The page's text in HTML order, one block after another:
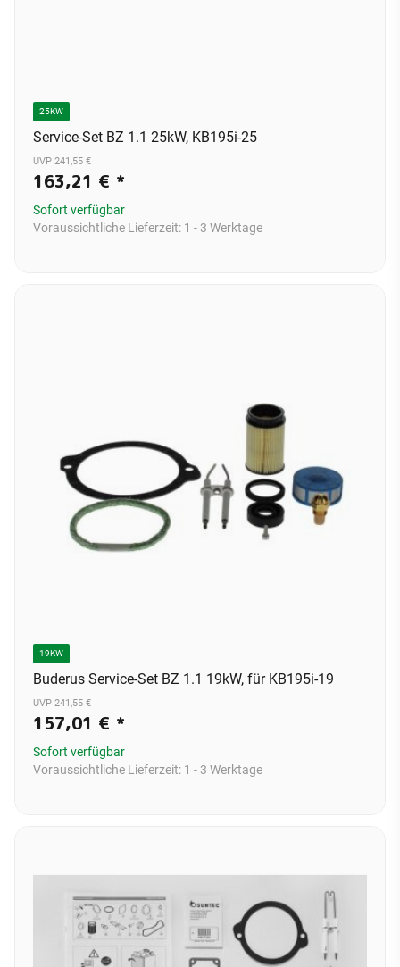
25KW
Service-Set BZ 1.1 25kW, KB195i-25
UVP 241,55 €
163,21 € *
Sofort verfügbar
Voraussichtliche Lieferzeit: 1 - 3 Werktage
19KW
Buderus Service-Set BZ 1.1 19kW, für KB195i-19
UVP 241,55 €
157,01 € *
Sofort verfügbar
Voraussichtliche Lieferzeit: 1 - 3 Werktage